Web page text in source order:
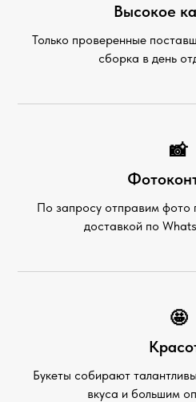
Высокое
Только проверенные
сборка в день
📸
По запросу отправим фото
доставкой по
🤩
Букеты собирают
вкуса и большим